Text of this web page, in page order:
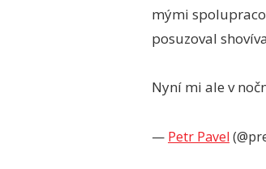
mými
posuzoval
Nyní mi ale v
— Petr Pavel